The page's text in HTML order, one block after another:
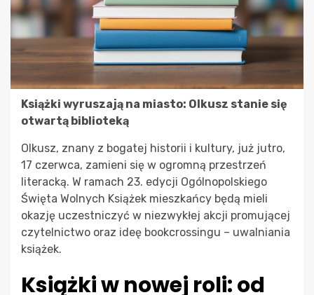
Książki wyruszają na miasto: Olkusz stanie się
otwartą biblioteką
Olkusz, znany z bogatej historii i kultury, już jutro,
17 czerwca, zamieni się w ogromną przestrzeń
literacką. W ramach 23. edycji Ogólnopolskiego
Święta Wolnych Książek mieszkańcy będą mieli
okazję uczestniczyć w niezwykłej akcji promującej
czytelnictwo oraz ideę bookcrossingu – uwalniania
książek.
Książki w nowej roli: od